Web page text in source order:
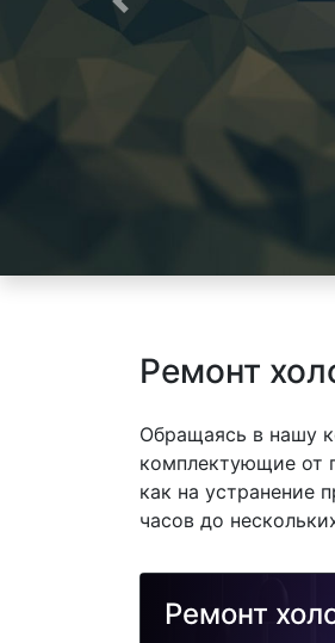
Предыдущая
Ремонт
Обращаясь в нашу
комплектующие от
как на устранение
часов до
Ремонт